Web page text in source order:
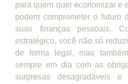
para quem quer economizar e
podem comprometer o futuro
suas finanças pessoais.
estratégico, você não só
de forma legal, mas
sempre em dia com as
surpresas desagradáveis e